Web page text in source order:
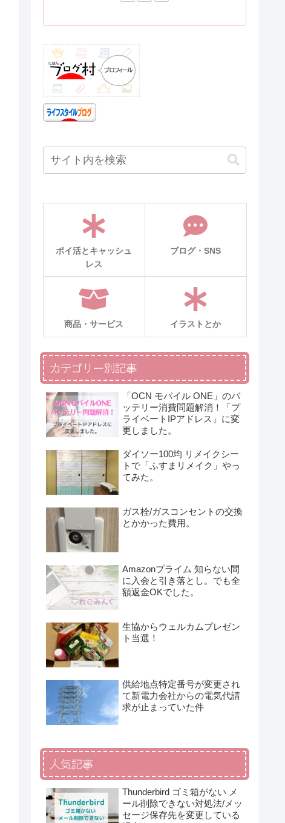
ポイ活とキャッシュ
レス
ブログ・SNS
商品・サービス イラストとか
カテゴリー別記事
「OCN モバイル ONE」のバ
ッテリー消費問題解消！「プ
ライベートIPアドレス」に変
更しました。
ダイソー100均 リメイクシー
トで「ふすまリメイク」やっ
てみた。
ガス栓/ガスコンセントの交換
とかかった費用。
Amazonプライム 知らない間
に入会と引き落とし。でも全
額返金OKでした。
生協からウェルカムプレゼン
ト当選！
供給地点特定番号が変更され
て新電力会社からの電気代請
求が止まっていた件
人気記事
Thunderbird ゴミ箱がない メ
ール削除できない対処法/メッ
セージ保存先を変更している